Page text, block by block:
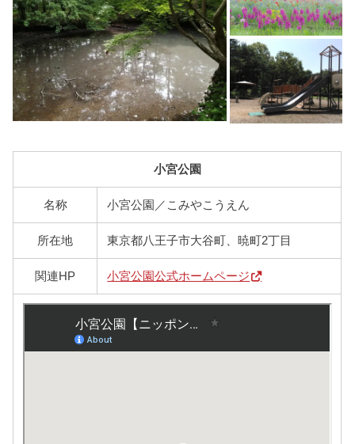
小宮公園
名称 小宮公園／こみやこうえん
所在地 東京都八王子市大谷町、暁町2丁目
関連HP 小宮公園公式ホームページ